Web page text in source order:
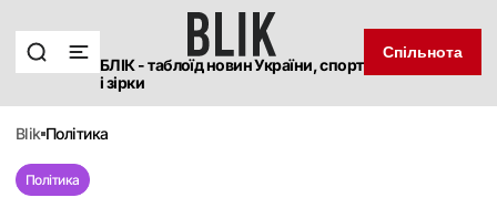
БЛІК - таблоїд новин України, спорт
і зірки
Спільнота
blik політика
Політика